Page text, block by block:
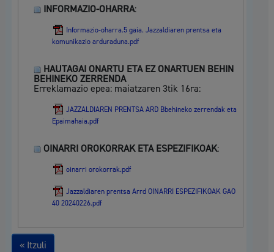
INFORMAZIO-OHARRA:
Informazio-oharra.5 gaia. Jazzaldiaren prentsa eta
komunikazio arduraduna.pdf
HAUTAGAI ONARTU ETA EZ ONARTUEN BEHIN
BEHINEKO ZERRENDA
Erreklamazio epea: maiatzaren 3tik 16ra:
JAZZALDIAREN PRENTSA ARD Bbehineko zerrendak eta
Epaimahaia.pdf
OINARRI OROKORRAK ETA ESPEZIFIKOAK:
oinarri orokorrak.pdf
Jazzaldiaren prentsa Arrd OINARRI ESPEZIFIKOAK GAO
40 20240226.pdf
« Itzuli